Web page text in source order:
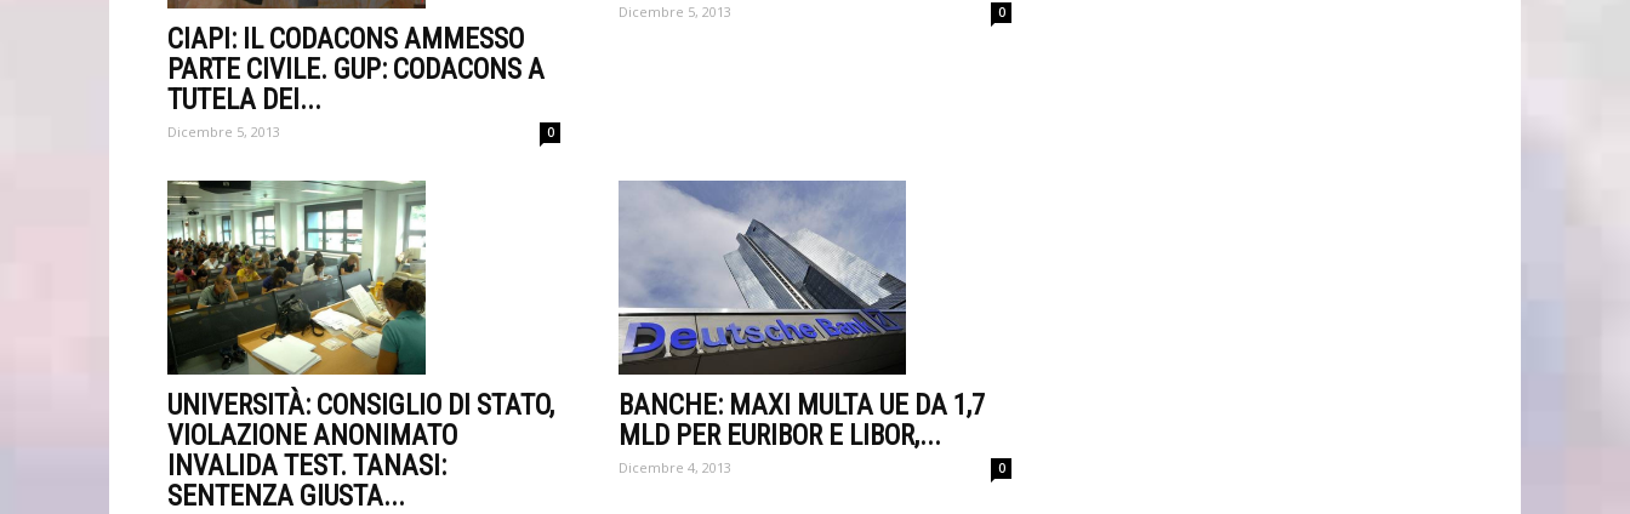
CIAPI: IL CODACONS AMMESSO
PARTE CIVILE. GUP: CODACONS A
TUTELA DEI...
Dicembre 5, 2013 0
Dicembre 5, 2013 0
UNIVERSITÀ: CONSIGLIO DI STATO,
VIOLAZIONE ANONIMATO
INVALIDA TEST. TANASI:
SENTENZA GIUSTA...
BANCHE: MAXI MULTA UE DA 1,7
MLD PER EURIBOR E LIBOR,...
Dicembre 4, 2013 0